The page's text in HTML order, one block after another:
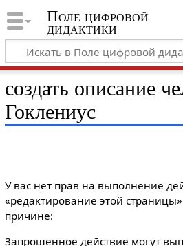
Поле цифровой
дидактики
создать описание
Гоклениус
У вас нет прав на выполнение
«редактирование этой
причине:
Запрошенное действие могут